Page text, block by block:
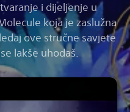
i dijeljenje u
koja je zaslužna
ove stručne savjete
lakše uhodaš.